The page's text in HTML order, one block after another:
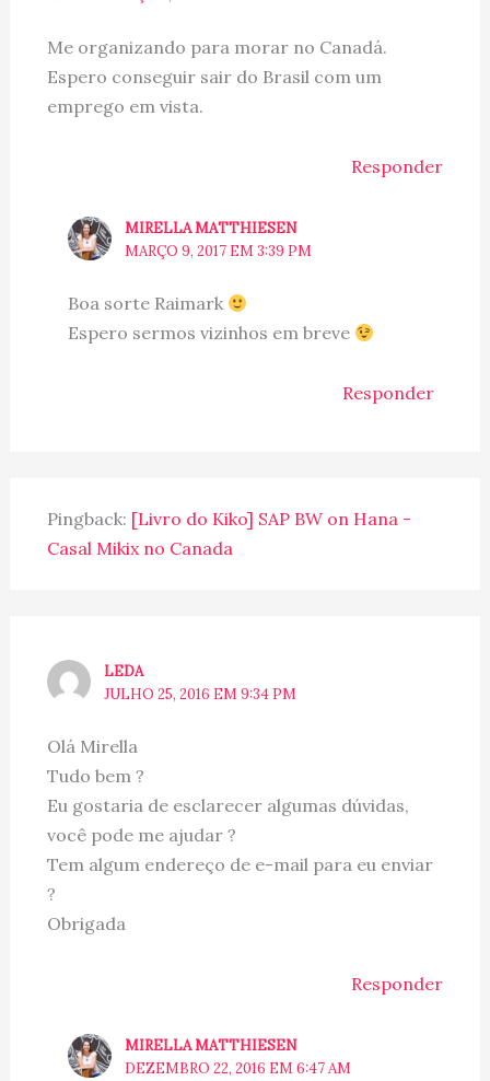
Me organizando para morar no Canadá.
Espero conseguir sair do Brasil com um
emprego em vista.
Responder
MIRELLA MATTHIESEN
MARÇO 9, 2017 EM 3:39 PM
Boa sorte Raimark
Espero sermos vizinhos em breve
Responder
Pingback: [Livro do Kiko] SAP BW on Hana -
Casal Mikix no Canada
LEDA
JULHO 25, 2016 EM 9:34 PM
Olá Mirella
Tudo bem ?
Eu gostaria de esclarecer algumas dúvidas,
você pode me ajudar ?
Tem algum endereço de e-mail para eu enviar
?
Obrigada
Responder
MIRELLA MATTHIESEN
DEZEMBRO 22, 2016 EM 6:47 AM